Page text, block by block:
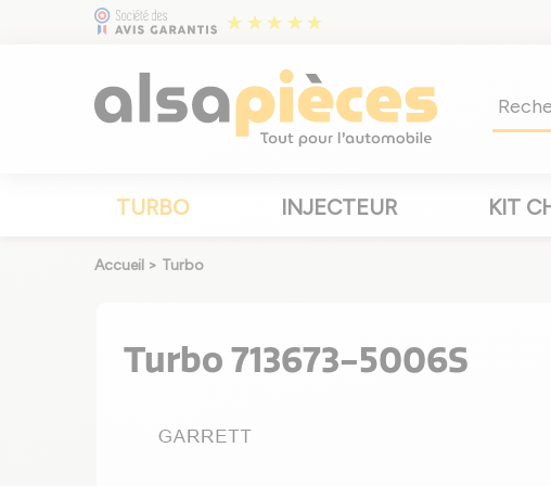
TURBO INJECTEUR KIT
Accueil > Turbo
Turbo 713673-5006S